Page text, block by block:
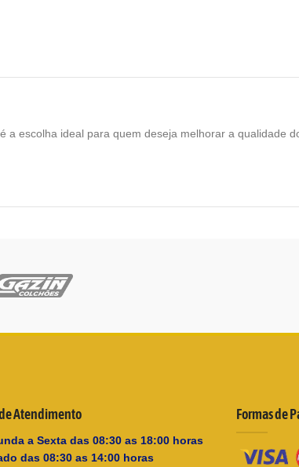
escolha ideal para quem deseja melhorar a qualidade
Atendimento
a Sexta das 08:30 as 18:00 horas
das 08:30 as 14:00 horas
Formas de